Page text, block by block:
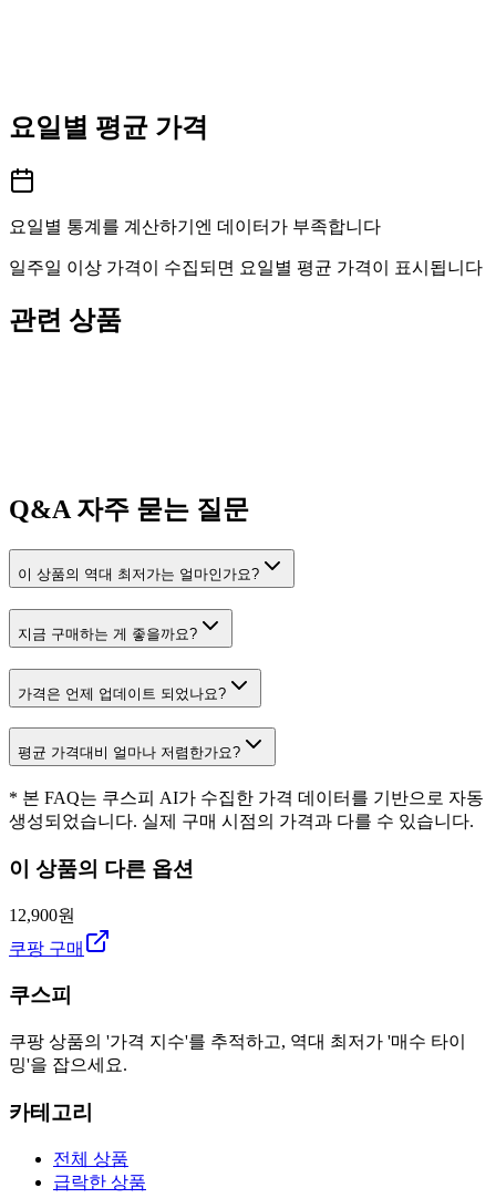
요일별 평균 가격
요일별 통계를 계산하기엔 데이터가 부족합니다
일주일 이상 가격이 수집되면 요일별 평균 가격이 표시됩니다
관련 상품
Q&A자주 묻는 질문
이 상품의 역대 최저가는 얼마인가요?
지금 구매하는 게 좋을까요?
가격은 언제 업데이트 되었나요?
평균 가격대비 얼마나 저렴한가요?
* 본 FAQ는 쿠스피 AI가 수집한 가격 데이터를 기반으로 자동
생성되었습니다. 실제 구매 시점의 가격과 다를 수 있습니다.
이 상품의 다른 옵션
12,900원
쿠팡 구매
쿠스피
쿠팡 상품의 '가격 지수'를 추적하고, 역대 최저가 '매수 타이
밍'을 잡으세요.
카테고리
전체 상품
급락한 상품